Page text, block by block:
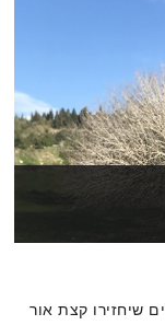
שיחזירו קצת אור